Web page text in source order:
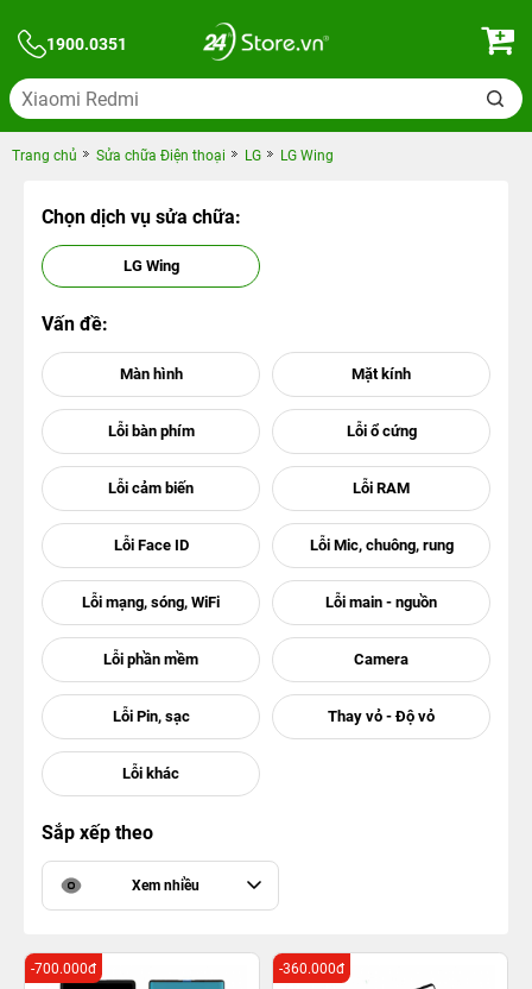
1900.0351
Trang chủ Sửa chữa Điện thoại LG LG Wing
Chọn dịch vụ sửa chữa:
LG Wing
Vấn đề:
Sắp xếp theo
Xem nhiều
-700.000đ -360.000đ